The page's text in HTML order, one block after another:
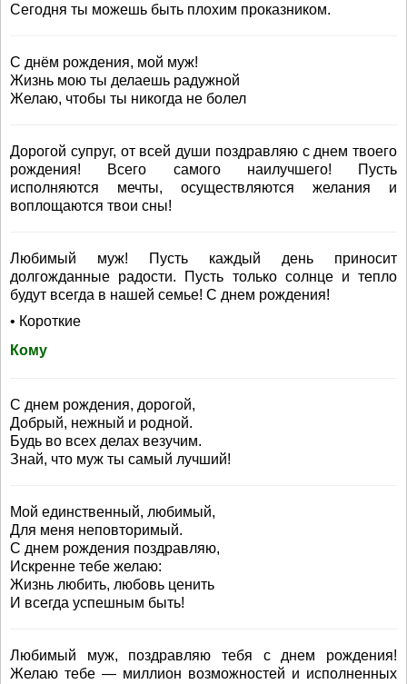
Сегодня ты можешь быть плохим проказником.
С днём рождения, мой муж!
Жизнь мою ты делаешь радужной
Желаю, чтобы ты никогда не болел
Дорогой супруг, от всей души поздравляю с днем твоего
рождения! Всего самого наилучшего! Пусть
исполняются мечты, осуществляются желания и
воплощаются твои сны!
Любимый муж! Пусть каждый день приносит
долгожданные радости. Пусть только солнце и тепло
будут всегда в нашей семье! С днем рождения!
• Короткие
Кому
С днем рождения, дорогой,
Добрый, нежный и родной.
Будь во всех делах везучим.
Знай, что муж ты самый лучший!
Мой единственный, любимый,
Для меня неповторимый.
С днем рождения поздравляю,
Искренне тебе желаю:
Жизнь любить, любовь ценить
И всегда успешным быть!
Любимый муж, поздравляю тебя с днем рождения!
Желаю тебе — миллион возможностей и исполненных